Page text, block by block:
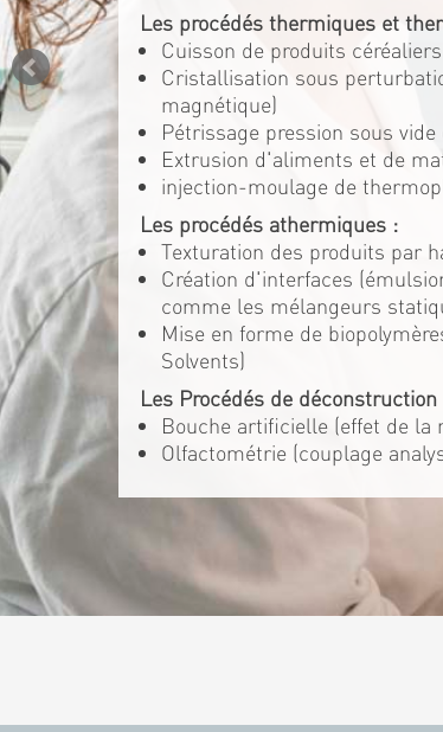
Les procédés thermiques et
Cuisson de produits
Cristallisation sous
magnétique)
Pétrissage pression sous
Extrusion d'aliments et de
injection-moulage de
Les procédés athermiques :
Texturation des produits par
Création d'interfaces
comme les mélangeurs
Mise en forme de
Solvents)
Les Procédés de
Bouche artificielle (effet de
Olfactométrie (couplage